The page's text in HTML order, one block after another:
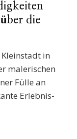
die
in
malerischen
Fülle an
Erlebnis-